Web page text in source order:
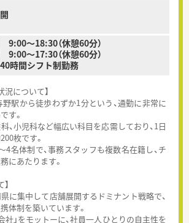
～18:30（休憩60分）
9:00～17:30（休憩60分）
時間シフト制勤務
況について】
駅から徒歩わずか1分という、通勤に非常に
す。
、小児科など幅広い科目を応需しており、1日
枚です。
名体制で、事務スタッフも複数名在籍し、チ
にあたります。
に集中して店舗展開するドミナント戦略で、
体制を築いています。
社」をモットーに、社員一人ひとりの自主性を